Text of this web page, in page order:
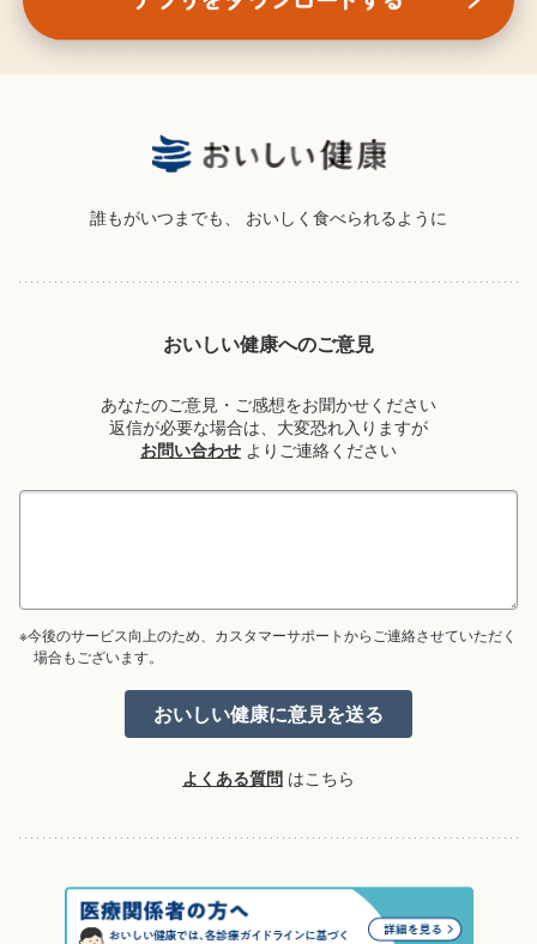
誰もがいつまでも、 おいしく食べられるように
おいしい健康へのご意見
あなたのご意見・ご感想をお聞かせください
返信が必要な場合は、大変恐れ入りますが
お問い合わせ よりご連絡ください
※今後のサービス向上のため、カスタマーサポートからご連絡させていただく
場合もございます。
よくある質問 はこちら